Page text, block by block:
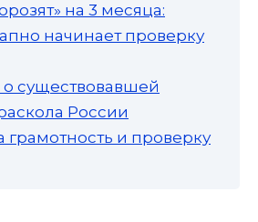
на 3 месяца:
начинает проверку
о существовавшей
России
грамотность и проверку